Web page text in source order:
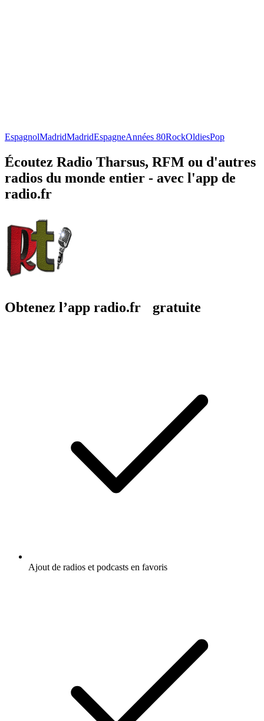
EspagnolMadridMadridEspagneAnnées 80RockOldiesPop
Écoutez Radio Tharsus, RFM ou d'autres
radios du monde entier - avec l'app de
radio.fr
Obtenez l’app radio.fr gratuite
Ajout de radios et podcasts en favoris